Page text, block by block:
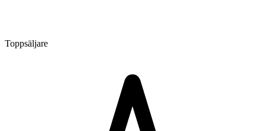
Toppsäljare